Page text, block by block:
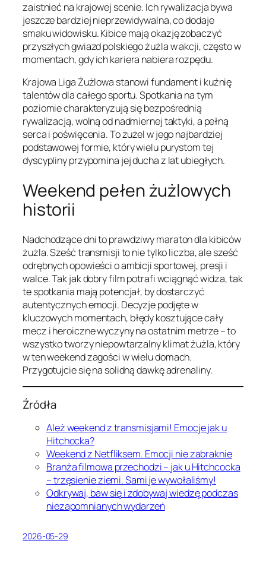
zaistnieć na krajowej scenie. Ich rywalizacja bywa
jeszcze bardziej nieprzewidywalna, co dodaje
smaku widowisku. Kibice mają okazję zobaczyć
przyszłych gwiazd polskiego żużla w akcji, często w
momentach, gdy ich kariera nabiera rozpędu.
Krajowa Liga Żużlowa stanowi fundament i kuźnię
talentów dla całego sportu. Spotkania na tym
poziomie charakteryzują się bezpośrednią
rywalizacją, wolną od nadmiernej taktyki, a pełną
serca i poświęcenia. To żużel w jego najbardziej
podstawowej formie, który wielu purystom tej
dyscypliny przypomina jej ducha z lat ubiegłych.
Weekend pełen żużlowych
historii
Nadchodzące dni to prawdziwy maraton dla kibiców
żużla. Sześć transmisji to nie tylko liczba, ale sześć
odrębnych opowieści o ambicji sportowej, presji i
walce. Tak jak dobry film potrafi wciągnąć widza, tak
te spotkania mają potencjał, by dostarczyć
autentycznych emocji. Decyzje podjęte w
kluczowych momentach, błędy kosztujące cały
mecz i heroiczne wyczyny na ostatnim metrze – to
wszystko tworzy niepowtarzalny klimat żużla, który
w ten weekend zagości w wielu domach.
Przygotujcie się na solidną dawkę adrenaliny.
Źródła
Ależ weekend z transmisjami! Emocje jak u
Hitchocka?
Weekend z Netfliksem. Emocji nie zabraknie
Branża filmowa przechodzi – jak u Hitchcocka
– trzęsienie ziemi. Sami je wywołaliśmy!
Odkrywaj, baw się i zdobywaj wiedzę podczas
niezapomnianych wydarzeń
2026-05-29